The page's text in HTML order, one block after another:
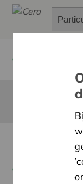
Deze
Terug naar